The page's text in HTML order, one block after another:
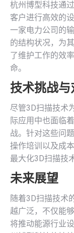
杭州博型科技通
客户进行高效的
一家电力公司的
的结构状况，为
了维护工作的效
命。
技术挑战与
尽管3D扫描技术
际应用中也面临
战。针对这些问
操作培训以及成
最大化3D扫描技
未来展望
随着3D扫描技术
越广泛，不仅能
将推动能源行业